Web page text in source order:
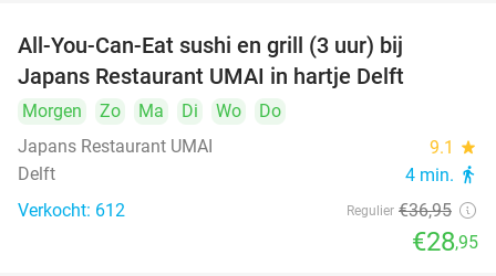
All-You-Can-Eat sushi en grill (3 uur) bij
Japans Restaurant UMAI in hartje Delft
Morgen Zo Ma Di Wo
Do
Japans Restaurant UMAI
9.1 star
Delft 4 min. directions_walk
Verkocht: 612 Regulier €36,95
€28,95